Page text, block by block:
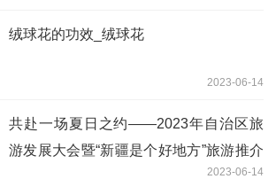
绒球花的功效_绒球花
2023-06-14
共赴一场夏日之约——2023年自治区旅
游发展大会暨“新疆是个好地方”旅游推介
2023-06-14